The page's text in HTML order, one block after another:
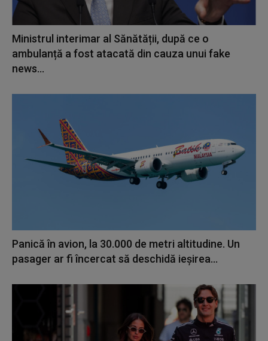
Ministrul interimar al Sănătății, după ce o
ambulanță a fost atacată din cauza unui fake
news...
Panică în avion, la 30.000 de metri altitudine. Un
pasager ar fi încercat să deschidă ieșirea...